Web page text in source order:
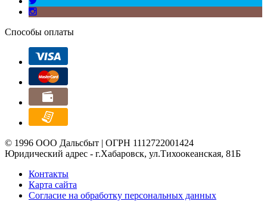
Способы оплаты
© 1996 ООО Дальсбыт | ОГРН 1112722001424
Юридический адрес - г.Хабаровск, ул.Тихоокеанская, 81Б
Контакты
Карта сайта
Согласие на обработку персональных данных